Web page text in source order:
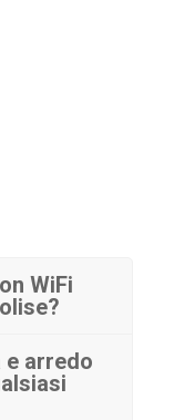
WiFi
e arredo